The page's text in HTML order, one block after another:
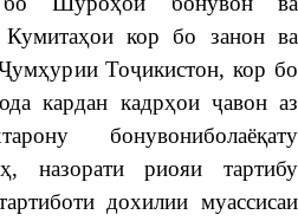
кор бо занон ва
Тоҷикистон, кор бо
кардан кадрҳои ҷавон аз
бонувониболаёқату
назорати риояи тартибу
дохилии муассисаи